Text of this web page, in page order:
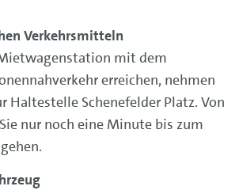
Verkehrsmitteln
mit dem
erreichen, nehmen
Haltestelle Schenefelder Platz. Von
nur noch eine Minute bis zum